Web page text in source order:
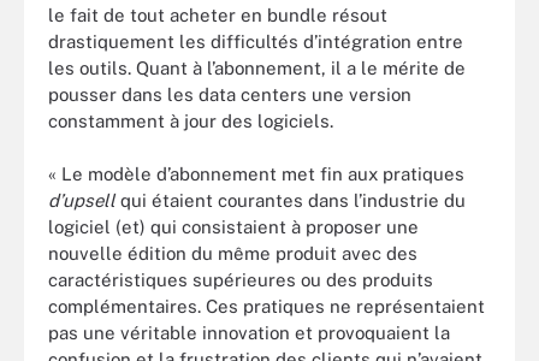
le fait de tout acheter en bundle résout
drastiquement les difficultés d’intégration entre
les outils. Quant à l’abonnement, il a le mérite de
pousser dans les data centers une version
constamment à jour des logiciels.
« Le modèle d’abonnement met fin aux pratiques
d’upsellqui étaient courantes dans l’industrie du
logiciel (et) qui consistaient à proposer une
nouvelle édition du même produit avec des
caractéristiques supérieures ou des produits
complémentaires. Ces pratiques ne représentaient
pas une véritable innovation et provoquaient la